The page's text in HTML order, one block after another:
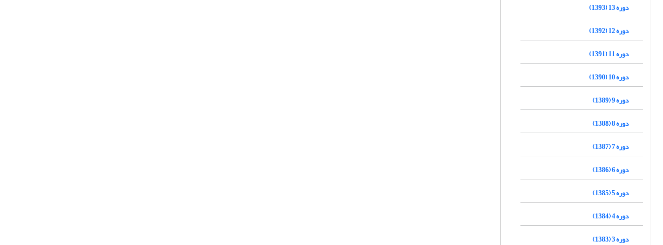
دوره 13 (1393)
دوره 12 (1392)
دوره 11 (1391)
دوره 10 (1390)
دوره 9 (1389)
دوره 8 (1388)
دوره 7 (1387)
دوره 6 (1386)
دوره 5 (1385)
دوره 4 (1384)
دوره 3 (1383)